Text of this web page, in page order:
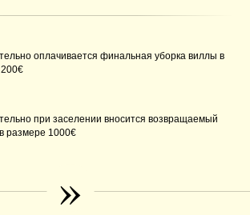
оплачивается финальная уборка виллы в
при заселении вносится возвращаемый
размере 1000€
»